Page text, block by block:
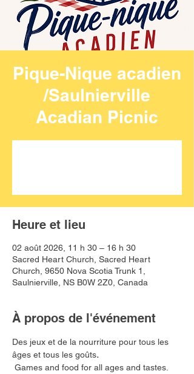
Pique-Nique acadien
/Saulnierville
Acadian Picnic
Heure et lieu
02 août 2026, 11 h 30 – 16 h 30
Sacred Heart Church, Sacred Heart
Church, 9650 Nova Scotia Trunk 1,
Saulnierville, NS B0W 2Z0, Canada
À propos de l'événement
Des jeux et de la nourriture pour tous les
âges et tous les goûts.
Games and food for all ages and tastes.